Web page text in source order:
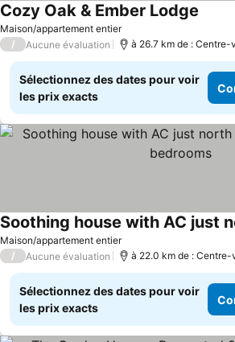
Maison/appartement entier
Cozy Oak & Ember Lodge
/ Aucune évaluation à 26.7 km de : Centre-
Sélectionnez des dates pour voir
les prix exacts
Maison/appartement entier
Consulter les prix
/ Aucune évaluation à 22.0 km de : Centre-
Sélectionnez des dates pour voir
les prix exacts